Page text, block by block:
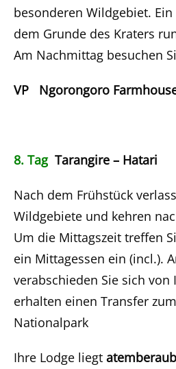
besonderen Wildgebiet.
dem Grunde des Kraters
Am Nachmittag besuchen
VP Ngorongoro
8. TagTarangire – Hatari
Nach dem Frühstück
Wildgebiete und kehren
Um die Mittagszeit treffen
ein Mittagessen ein (incl.).
verabschieden Sie sich von
erhalten einen Transfer
Nationalpark
Ihre Lodge liegt